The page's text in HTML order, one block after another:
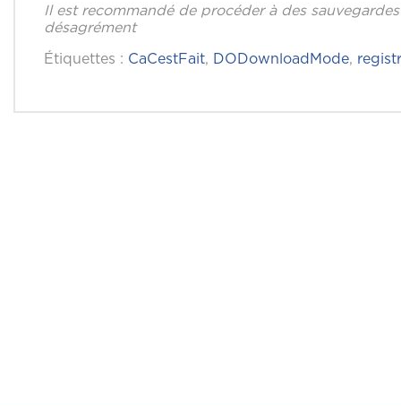
Il est recommandé de procéder à des
désagrément
Étiquettes : CaCestFait, DODownloadMode,